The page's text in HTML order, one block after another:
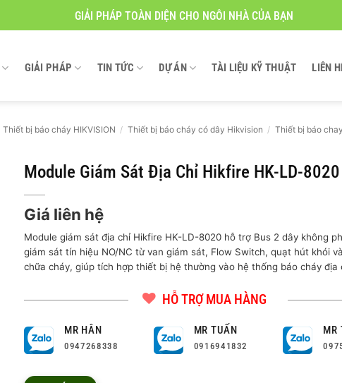
GIẢI PHÁP TOÀN DIỆN CHO NGÔI NHÀ CỦA BẠN
GIẢI PHÁP TIN TỨC DỰ ÁN TÀI LIỆU KỸ THUẬT LIÊN
Thiết bị báo cháy HIKVISION / Thiết bị báo cháy có dây Hikvision / Thiết bị báo
Module Giám Sát Địa Chỉ Hikfire HK-LD-8020
Giá liên hệ
Module giám sát địa chỉ Hikfire HK-LD-8020 hỗ trợ Bus 2 dây không
giám sát tín hiệu NO/NC từ van giám sát, Flow Switch, quạt hút khói
chữa cháy, giúp tích hợp thiết bị hệ thường vào hệ thống báo cháy địa
HỖ TRỢ MUA HÀNG
MR HÂN
0947268338
MR TUẤN
0916941832
MR